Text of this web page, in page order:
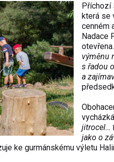
Příchozí
která se
cenném
Nadace
otevřena.
výměnu
s řadou
a
jitrocel…
jako o
ke gurmánskému výletu